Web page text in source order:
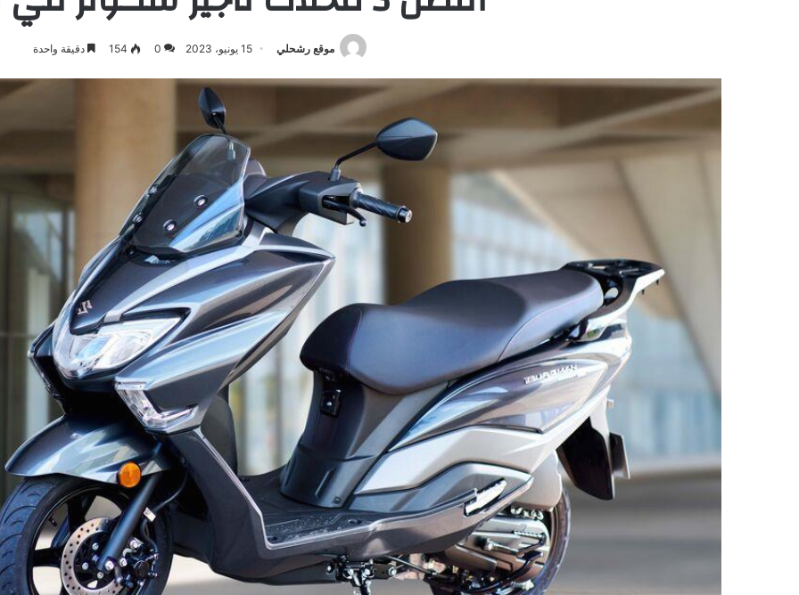
موقع رشحلي 15 يونيو، 2023 0
154 دقيقة واحدة